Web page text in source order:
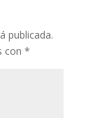
publicada.
con *